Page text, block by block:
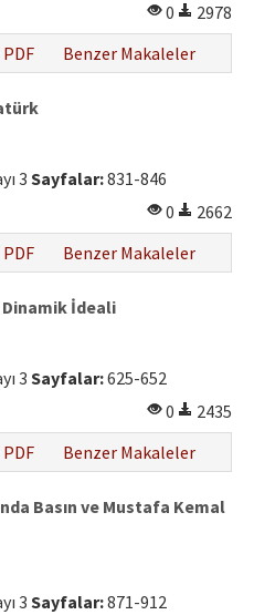
0
2978
PDF Benzer Makaleler
3 Sayfalar:831-846
0
2662
PDF Benzer Makaleler
İdeali
3 Sayfalar:625-652
0
2435
PDF Benzer Makaleler
Basın ve Mustafa Kemal
3 Sayfalar:871-912